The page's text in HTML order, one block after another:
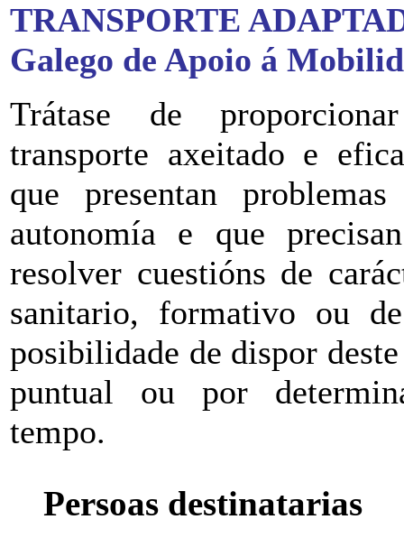
TRANSPORTE
Galego de Apoio á
Trátase de
transporte axeitado e
que presentan
autonomía e que
resolver cuestións de
sanitario, formativo ou
posibilidade de dispor
puntual ou por
tempo.
Persoas destinatarias